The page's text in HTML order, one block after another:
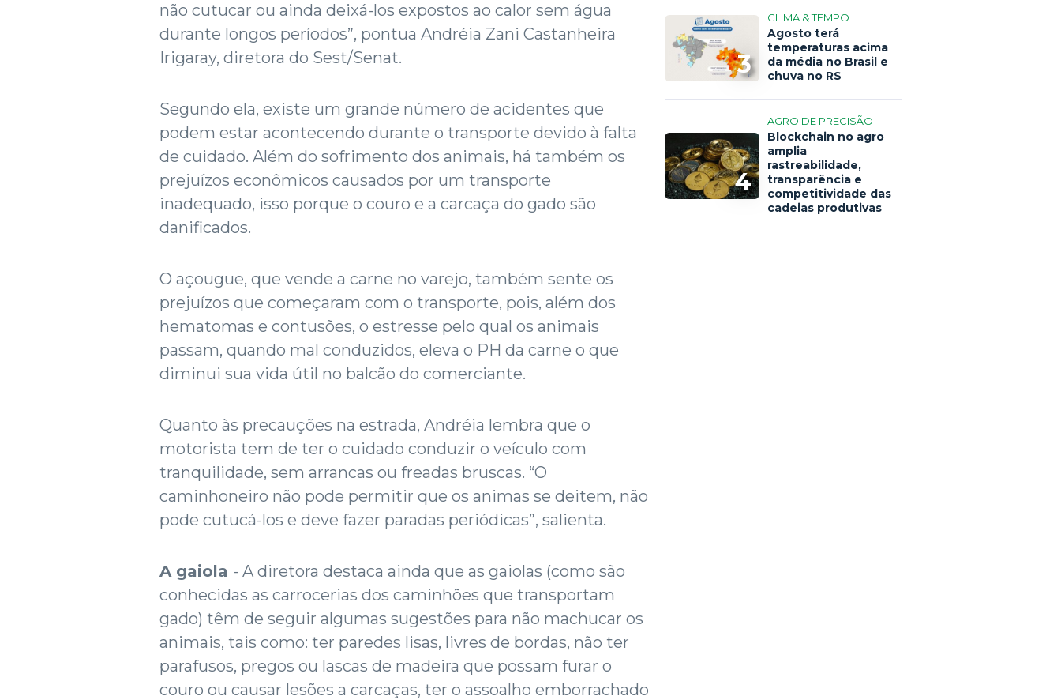
não cutucar ou ainda deixá-los expostos ao calor sem água
durante longos períodos”, pontua Andréia Zani Castanheira
Irigaray, diretora do Sest/Senat.
Segundo ela, existe um grande número de acidentes que
podem estar acontecendo durante o transporte devido à falta
de cuidado. Além do sofrimento dos animais, há também os
prejuízos econômicos causados por um transporte
inadequado, isso porque o couro e a carcaça do gado são
danificados.
O açougue, que vende a carne no varejo, também sente os
prejuízos que começaram com o transporte, pois, além dos
hematomas e contusões, o estresse pelo qual os animais
passam, quando mal conduzidos, eleva o PH da carne o que
diminui sua vida útil no balcão do comerciante.
Quanto às precauções na estrada, Andréia lembra que o
motorista tem de ter o cuidado conduzir o veículo com
tranquilidade, sem arrancas ou freadas bruscas. “O
caminhoneiro não pode permitir que os animas se deitem, não
pode cutucá-los e deve fazer paradas periódicas”, salienta.
A gaiola - A diretora destaca ainda que as gaiolas (como são
conhecidas as carrocerias dos caminhões que transportam
gado) têm de seguir algumas sugestões para não machucar os
animais, tais como: ter paredes lisas, livres de bordas, não ter
parafusos, pregos ou lascas de madeira que possam furar o
couro ou causar lesões a carcaças, ter o assoalho emborrachado
3
CLIMA & TEMPO
Agosto terá
temperaturas acima
da média no Brasil e
chuva no RS
4
AGRO DE PRECISÃO
Blockchain no agro
amplia
rastreabilidade,
transparência e
competitividade das
cadeias produtivas